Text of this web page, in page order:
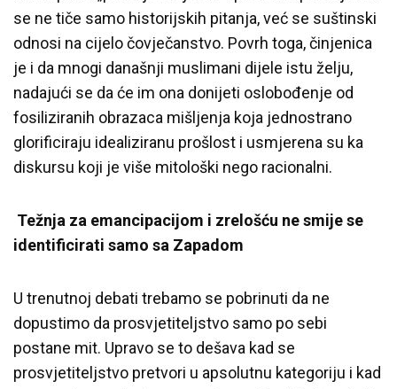
se ne tiče samo historijskih pitanja, već se suštinski
odnosi na cijelo čovječanstvo. Povrh toga, činjenica
je i da mnogi današnji muslimani dijele istu želju,
nadajući se da će im ona donijeti oslobođenje od
fosiliziranih obrazaca mišljenja koja jednostrano
glorificiraju idealiziranu prošlost i usmjerena su ka
diskursu koji je više mitološki nego racionalni.
Težnja za emancipacijom i zrelošću ne smije se
identificirati samo sa Zapadom
U trenutnoj debati trebamo se pobrinuti da ne
dopustimo da prosvjetiteljstvo samo po sebi
postane mit. Upravo se to dešava kad se
prosvjetiteljstvo pretvori u apsolutnu kategoriju i kad